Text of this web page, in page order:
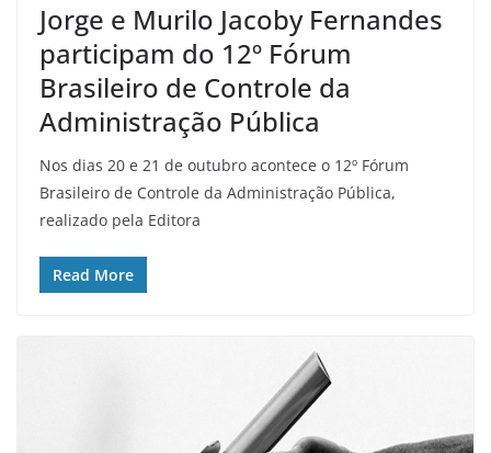
Jorge e Murilo Jacoby Fernandes
participam do 12º Fórum
Brasileiro de Controle da
Administração Pública
Nos dias 20 e 21 de outubro acontece o 12º Fórum
Brasileiro de Controle da Administração Pública,
realizado pela Editora
Read More